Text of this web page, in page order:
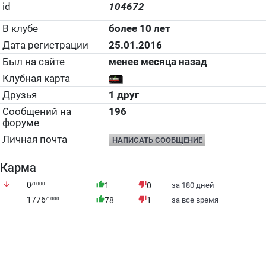
id
104672
В клубе
более 10 лет
Дата регистрации
25.01.2016
Был на сайте
менее месяца назад
Клубная карта
Друзья
1 друг
Сообщений на
форуме
196
Личная почта НАПИСАТЬ СООБЩЕНИЕ
Карма
arrow_downward 0/1000 thumb_up1 thumb_down0 за 180 дней
1776/1000 thumb_up78 thumb_down1 за все время